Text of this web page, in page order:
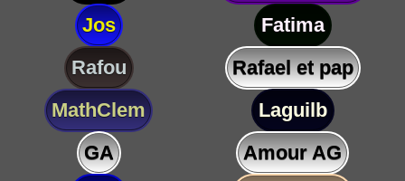
Jos
Fatima
Rafou
Rafael et pap
MathClem
Laguilb
GA
Amour AG